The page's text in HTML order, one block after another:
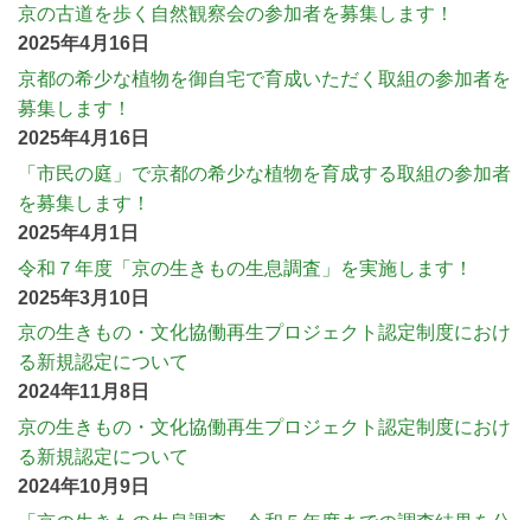
京の古道を歩く自然観察会の参加者を募集します！
2025年4月16日
京都の希少な植物を御自宅で育成いただく取組の参加者を
募集します！
2025年4月16日
「市民の庭」で京都の希少な植物を育成する取組の参加者
を募集します！
2025年4月1日
令和７年度「京の生きもの生息調査」を実施します！
2025年3月10日
京の生きもの・文化協働再生プロジェクト認定制度におけ
る新規認定について
2024年11月8日
京の生きもの・文化協働再生プロジェクト認定制度におけ
る新規認定について
2024年10月9日